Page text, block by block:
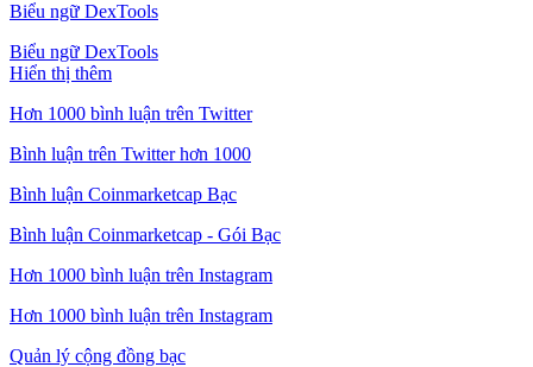
Biểu ngữ DexTools
Biểu ngữ DexTools
Hiển thị thêm
Hơn 1000 bình luận trên Twitter
Bình luận trên Twitter hơn 1000
Bình luận Coinmarketcap Bạc
Bình luận Coinmarketcap - Gói Bạc
Hơn 1000 bình luận trên Instagram
Hơn 1000 bình luận trên Instagram
Quản lý cộng đồng bạc